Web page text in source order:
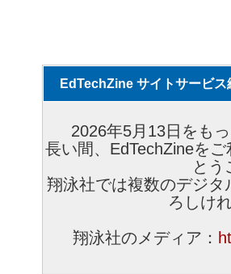
EdTechZine サイトサービス
2026年5月13日をも
長い間、EdTechZineを
とう
翔泳社では複数のデジ
ろしけ
翔泳社のメディア：